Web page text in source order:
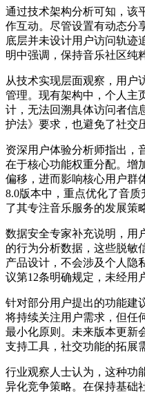
通过技术架构分析可知，该
作互动。尽管设置有动态分
底层并未设计用户访问轨迹
明中强调，保持音乐社区纯
从技术实现层面观察，用户
管理。现有架构中，个人主
计，无法回溯具体访问者信
护法》要求，也避免了社交
资深用户体验分析师指出，
在于核心功能权重分配。增
偏移，进而影响核心用户群
8.0版本中，重点优化了音
了其专注音乐服务的发展策
数据安全专家补充说明，用
的行为分析数据，这些脱敏
产品设计，不会涉及个人隐
议第12条明确规定，未经用
针对部分用户提出的功能建
将持续关注用户需求，但任
最小化原则。未来版本更新
支持工具，社交功能的拓展
行业观察人士认为，这种功
异化竞争策略。在保持基础